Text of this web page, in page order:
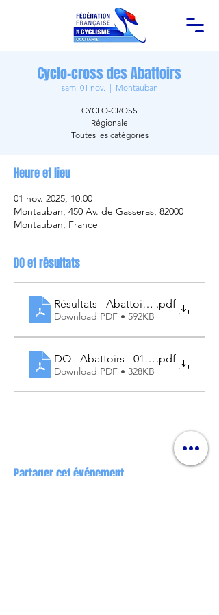
Cyclo-cross des Abattoirs
sam. 01 nov.
  |
Montauban
CYCLO-CROSS
Régionale
Toutes les catégories
Heure et lieu
01 nov. 2025, 10:00
Montauban, 450 Av. de Gasseras, 82000
Montauban, France
DO et résultats
Résultats - Abattoirs - 01.11.2025
.pdf
Download PDF • 592KB
DO - Abattoirs - 01.11.2025
.pdf
Download PDF • 328KB
Partager cet événement